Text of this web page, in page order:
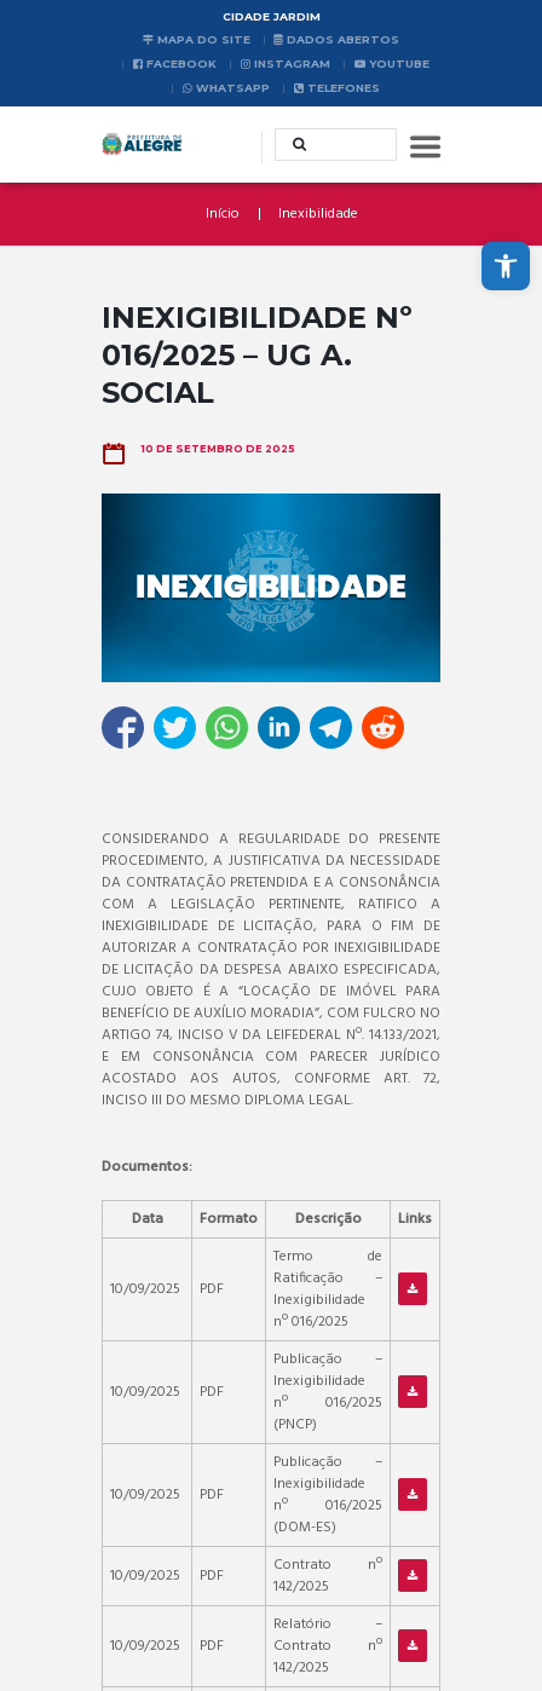
Abrir a barra de ferramentas
CIDADE JARDIM
MAPA DO SITE
DADOS ABERTOS
FACEBOOK
INSTAGRAM
YOUTUBE
WHATSAPP
TELEFONES
Início Inexibilidade
INEXIGIBILIDADE Nº
016/2025 – UG A.
SOCIAL
10 DE SETEMBRO DE 2025
CONSIDERANDO A REGULARIDADE DO PRESENTE
PROCEDIMENTO, A JUSTIFICATIVA DA NECESSIDADE
DA CONTRATAÇÃO PRETENDIDA E A CONSONÂNCIA
COM A LEGISLAÇÃO PERTINENTE, RATIFICO A
INEXIGIBILIDADE DE LICITAÇÃO, PARA O FIM DE
AUTORIZAR A CONTRATAÇÃO POR INEXIGIBILIDADE
DE LICITAÇÃO DA DESPESA ABAIXO ESPECIFICADA,
CUJO OBJETO É A “LOCAÇÃO DE IMÓVEL PARA
BENEFÍCIO DE AUXÍLIO MORADIA”, COM FULCRO NO
ARTIGO 74, INCISO V DA LEIFEDERAL Nº. 14.133/2021,
E EM CONSONÂNCIA COM PARECER JURÍDICO
ACOSTADO AOS AUTOS, CONFORME ART. 72,
INCISO III DO MESMO DIPLOMA LEGAL.
Documentos:
Data Formato Descrição Links
10/09/2025 PDF
Termo de
Ratificação –
Inexigibilidade
nº 016/2025
10/09/2025 PDF
Publicação –
Inexigibilidade
nº 016/2025
(PNCP)
10/09/2025 PDF
Publicação –
Inexigibilidade
nº 016/2025
(DOM-ES)
10/09/2025
PDF
Contrato nº
142/2025
10/09/2025 PDF
Relatório –
Contrato nº
142/2025